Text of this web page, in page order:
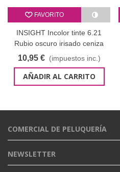
FAVORITO
INSIGHT Incolor tinte 6.21
Rubio oscuro irisado ceniza
100 ml
10,95 € (impuestos inc.)
AÑADIR AL CARRITO
COMERCIAL DE PELUQUERÍA
NEWSLETTER